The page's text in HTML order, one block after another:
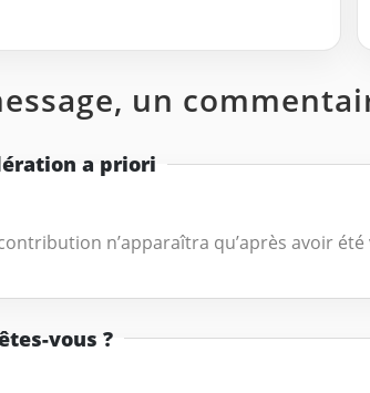
un
a priori
n’apparaîtra qu’après avoir
vous ?